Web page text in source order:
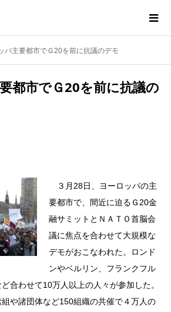
パ主要都市でＧ20を前に抗議のデモ
都市でＧ20を前に抗議の
３月28日、ヨーロッパの主
要都市で、間近に迫るＧ20金
融サミットとＮＡＴＯ首脳会
議に焦点を合わせて大規模な
デモがおこなわれた。ロンド
ンやベルリン、フランクフル
合わせて10万人以上の人々が参加した。
や諸団体など150組織の共催で４万人の